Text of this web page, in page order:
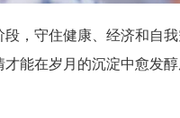
，守住健康、经济和自
能在岁月的沉淀中愈发